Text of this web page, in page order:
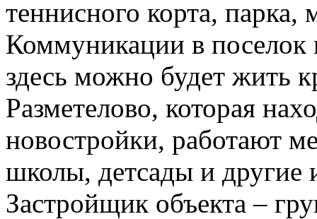
теннисного корта, парка,
Коммуникации в поселок
здесь можно будет жить
Разметелово, которая
новостройки, работают
школы, детсады и другие
Застройщик объекта –